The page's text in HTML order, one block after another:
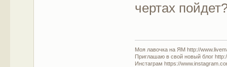
чертах
Моя лавочка на ЯМ http://
Приглашаю в свой новый блог
Инстаграм https://